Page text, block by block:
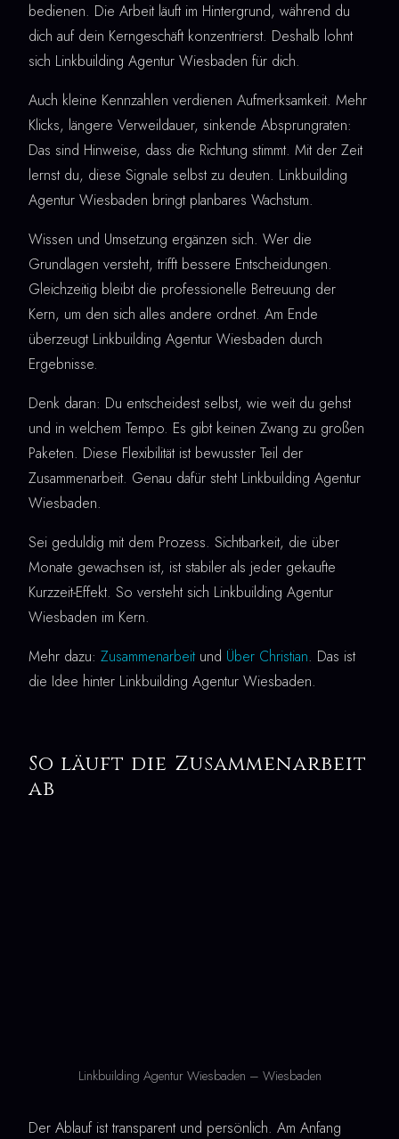
bedienen. Die Arbeit läuft im Hintergrund, während du
dich auf dein Kerngeschäft konzentrierst. Deshalb lohnt
sich Linkbuilding Agentur Wiesbaden für dich.
Auch kleine Kennzahlen verdienen Aufmerksamkeit. Mehr
Klicks, längere Verweildauer, sinkende Absprungraten:
Das sind Hinweise, dass die Richtung stimmt. Mit der Zeit
lernst du, diese Signale selbst zu deuten. Linkbuilding
Agentur Wiesbaden bringt planbares Wachstum.
Wissen und Umsetzung ergänzen sich. Wer die
Grundlagen versteht, trifft bessere Entscheidungen.
Gleichzeitig bleibt die professionelle Betreuung der
Kern, um den sich alles andere ordnet. Am Ende
überzeugt Linkbuilding Agentur Wiesbaden durch
Ergebnisse.
Denk daran: Du entscheidest selbst, wie weit du gehst
und in welchem Tempo. Es gibt keinen Zwang zu großen
Paketen. Diese Flexibilität ist bewusster Teil der
Zusammenarbeit. Genau dafür steht Linkbuilding Agentur
Wiesbaden.
Sei geduldig mit dem Prozess. Sichtbarkeit, die über
Monate gewachsen ist, ist stabiler als jeder gekaufte
Kurzzeit-Effekt. So versteht sich Linkbuilding Agentur
Wiesbaden im Kern.
Mehr dazu: Zusammenarbeit und Über Christian. Das ist
die Idee hinter Linkbuilding Agentur Wiesbaden.
So läuft die Zusammenarbeit
ab
Linkbuilding Agentur Wiesbaden – Wiesbaden
Der Ablauf ist transparent und persönlich. Am Anfang